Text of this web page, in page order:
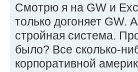
Смотрю я на GW и
только догоняет GW.
стройная система.
было? Все сколько-
корпоративной